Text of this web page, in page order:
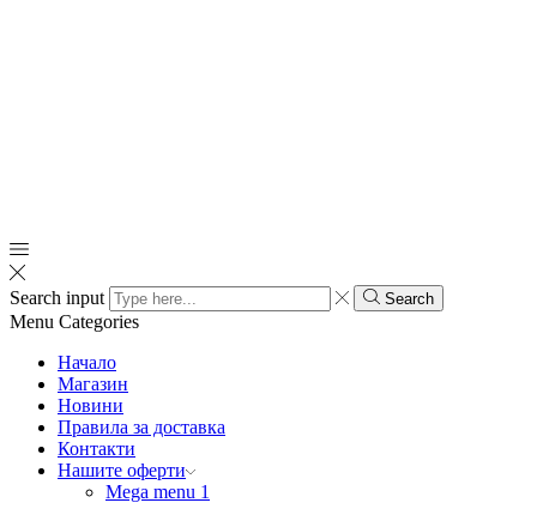
Search input Search
Menu Categories
Начало
Магазин
Новини
Правила за доставка
Контакти
Нашите оферти
Mega menu 1